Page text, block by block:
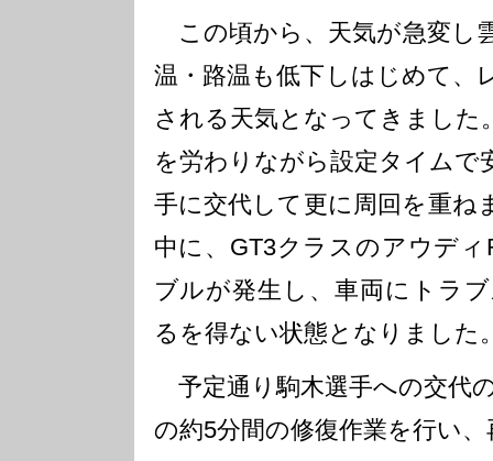
この頃から、天気が急変し
温・路温も低下しはじめて、
される天気となってきました
を労わりながら設定タイムで
手に交代して更に周回を重ね
中に、GT3クラスのアウデ
ブルが発生し、車両にトラ
るを得ない状態となりました
予定通り駒木選手への交代
の約5分間の修復作業を行い